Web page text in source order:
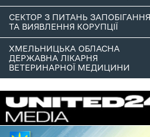
СЕКТОР З ПИТАНЬ ЗАПОБІГАННЯ
ТА ВИЯВЛЕННЯ КОРУПЦІЇ
ХМЕЛЬНИЦЬКА ОБЛАСНА
ДЕРЖАВНА ЛІКАРНЯ
ВЕТЕРИНАРНОЇ МЕДИЦИНИ